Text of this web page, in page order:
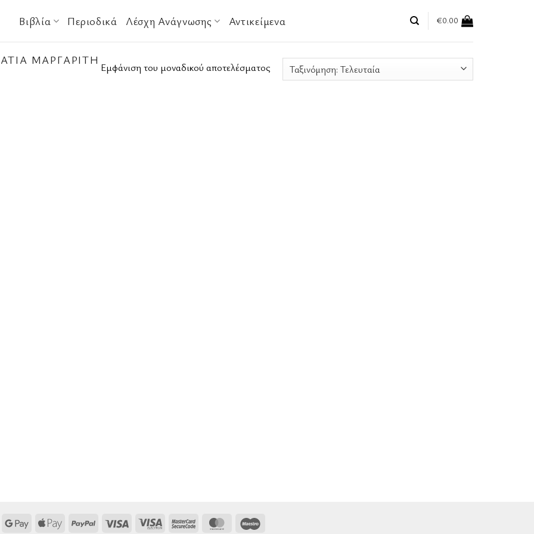
Βιβλία Περιοδικά Λέσχη Ανάγνωσης Αντικείμενα €0.00
ΜΑΡΓΑΡΊΤΗ
Εμφάνιση του μοναδικού αποτελέσματος
Google Apple
PayPal Visa
Visa
MasterCardMasterCard